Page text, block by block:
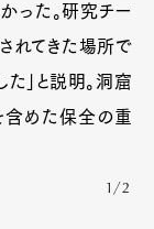
った。研究チー
れてきた場所で
」と説明。洞窟
含めた保全の重
1/2